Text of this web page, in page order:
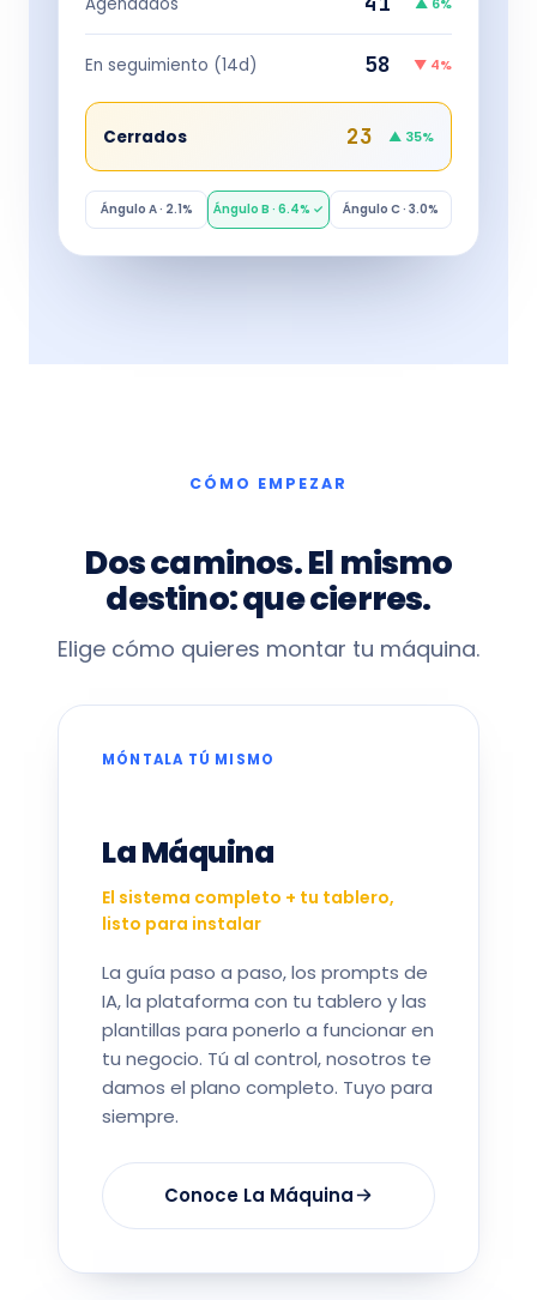
En seguimiento (14d) 58 ▼ 4%
Cerrados 23 ▲ 35%
Ángulo A · 2.1% Ángulo B · 6.4% ✓ Ángulo C · 3.0%
CÓMO EMPEZAR
Dos caminos. El mismo
destino: que cierres.
Elige cómo quieres montar tu máquina.
MÓNTALA TÚ MISMO
La Máquina
El sistema completo + tu tablero,
listo para instalar
La guía paso a paso, los prompts de
IA, la plataforma con tu tablero y las
plantillas para ponerlo a funcionar en
tu negocio. Tú al control, nosotros te
damos el plano completo. Tuyo para
siempre.
Conoce La Máquina